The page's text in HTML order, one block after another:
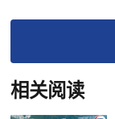
相关阅读